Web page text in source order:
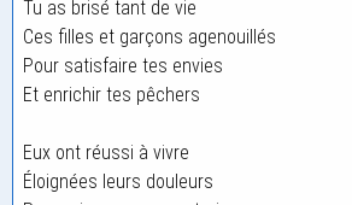
Tu as brisé tant de vie
Ces filles et garçons agenouillés
Pour satisfaire tes envies
Et enrichir tes pêchers
Eux ont réussi à vivre
Éloignées leurs douleurs